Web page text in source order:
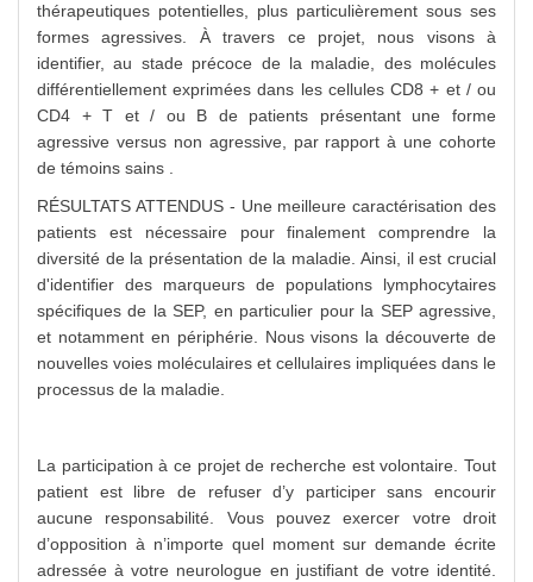
thérapeutiques potentielles, plus particulièrement sous ses
formes agressives. À travers ce projet, nous visons à
identifier, au stade précoce de la maladie, des molécules
différentiellement exprimées dans les cellules CD8 + et / ou
CD4 + T et / ou B de patients présentant une forme
agressive versus non agressive, par rapport à une cohorte
de témoins sains .
RÉSULTATS ATTENDUS - Une meilleure caractérisation des
patients est nécessaire pour finalement comprendre la
diversité de la présentation de la maladie. Ainsi, il est crucial
d'identifier des marqueurs de populations lymphocytaires
spécifiques de la SEP, en particulier pour la SEP agressive,
et notamment en périphérie. Nous visons la découverte de
nouvelles voies moléculaires et cellulaires impliquées dans le
processus de la maladie.
La participation à ce projet de recherche est volontaire. Tout
patient est libre de refuser d’y participer sans encourir
aucune responsabilité. Vous pouvez exercer votre droit
d’opposition à n’importe quel moment sur demande écrite
adressée à votre neurologue en justifiant de votre identité.